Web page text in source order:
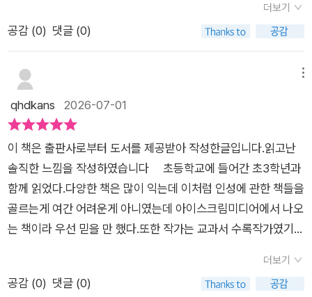
다. 우리가 나누게 될 이야기가 벌써부터 기다려진다.#이해한다
고이해하는건아니야 #i문해톡 #문해력 #초등문해력 #아이스크
림미디어
의 생각까지 표현하는 연습을할 수 있는 구성이 돋보였어요.초등
문해력을 자연스럽게 키워주고 싶은 분들이라면한 번 살펴보셔
인 리뷰입니다.
선택에 익숙한 아이들책을 읽고난뒤 문해력 워크북을 통하여 읽
었던소재로 재미있게 문해력을 키울 수 있어서 너무좋더라구요!
✔️어휘력을 키우기 어휘의 뜻을 익히며 읽기기초 다지기✔️독해
력 키우기 글의 맥락을 이해하고 생각하는 힘 기르기✔️표현력 키
'이해한다고 괜찮은건 아니야'문해력에도 너무 좋지만 학교다니
면 좋겠어요!
더보기
공감 (0) 댓글 (0)
qhdkans 2026-07-01
이 책은 출판사로부터 도서를 제공받아 작성한글입니다.읽고난
솔직한 느낌을 작성하였습니다 초등학교에 들어간 초3학년과
함께 읽었다.다양한 책은 많이 익는데 이처럼 인성에 관한 책들을
골르는게 여간 어려운게 아니였는데 아이스크림미디어에서 나오
는 책이라 우선 믿을 만 했다.또한 작가는 교과서 수록작가였기
보여줄 수 있을 것 같아 기뻤다.글과 그림들이 현재 학교교실에서
일어나고 있는 상황에 대한 심리묘사가 좀 더 몰입감을 주는 것
더보기
공감 (0) 댓글 (0)